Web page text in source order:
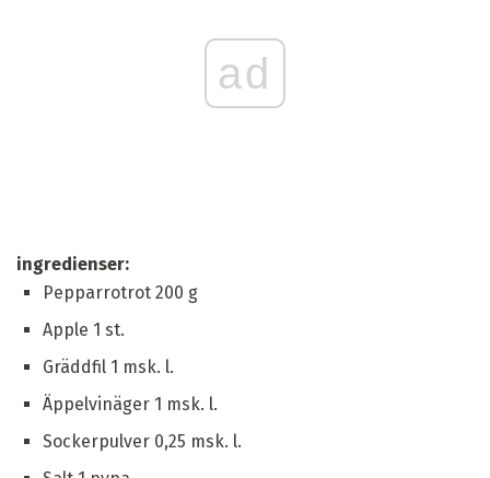
ad
ingredienser:
Pepparrotrot 200 g
Apple 1 st.
Gräddfil 1 msk. l.
Äppelvinäger 1 msk. l.
Sockerpulver 0,25 msk. l.